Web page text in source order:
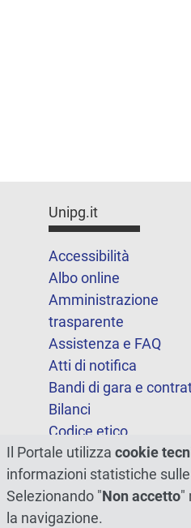
Unipg.it
Accessibilità
Albo online
Amministrazione
trasparente
Assistenza e FAQ
Atti di notifica
Bandi di gara e
Bilanci
Codice etico
FOIA
Note legali
Il Portale utilizza cookie
informazioni statistiche
Selezionando "Non accetto"
la navigazione.